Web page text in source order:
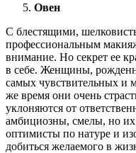
Овен
С блестящими,
профессиональным
внимание. Но секрет ее
в себе. Женщины,
самых чувствительных и
же время они очень
уклоняются от
амбициозны, смелы, но
оптимисты по натуре и
добиться желаемого в